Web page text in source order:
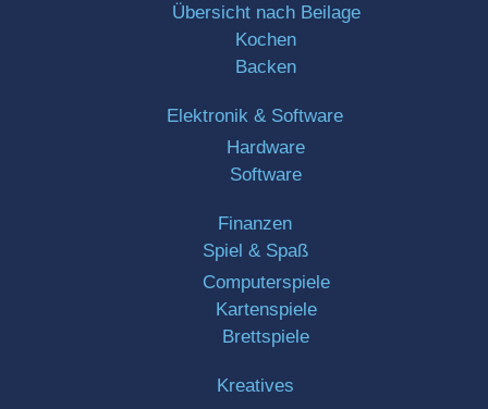
Übersicht nach Beilage
Kochen
Backen
Elektronik & Software
Hardware
Software
Finanzen
Spiel & Spaß
Computerspiele
Kartenspiele
Brettspiele
Kreatives